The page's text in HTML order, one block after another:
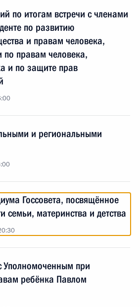
по итогам встречи с членами
по развитию
и правам человека,
правам человека,
и по защите прав
и региональными
Госсовета, посвящённое
семьи, материнства и детства
Уполномоченным при
ребёнка Павлом